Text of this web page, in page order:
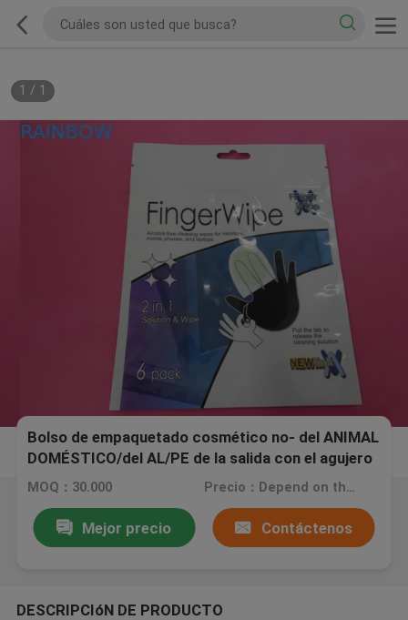
1 / 1
Bolso de empaquetado cosmético no- del ANIMAL
DOMÉSTICO/del AL/PE de la salida con el agujero
de la caída para el tejido facial
MOQ：30.000 Precio：Depend on the bags you need.
Mejor precio Contáctenos
DESCRIPCIóN DE PRODUCTO